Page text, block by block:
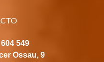
549
Ossau, 9